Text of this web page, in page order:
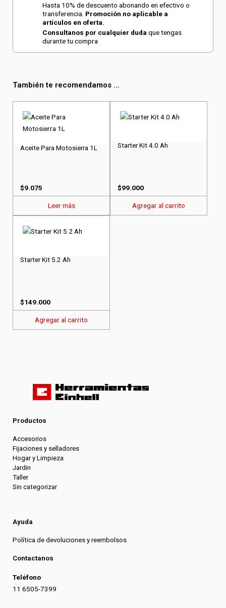
Hasta 10% de descuento abonando en efectivo o
transferencia. Promoción no aplicable a
artículos en oferta.
Consultanos por cualquier duda que tengas
durante tu compra
También te recomendamos ...
Aceite Para Motosierra 1L
$9.075
Leer más
Starter Kit 4.0 Ah
$99.000
Agregar al carrito
Starter Kit 5.2 Ah
$149.000
Agregar al carrito
Productos
Accesorios
Fijaciones y selladores
Hogar y Limpieza
Jardin
Taller
Sin categorizar
Ayuda
Política de devoluciones y reembolsos
Contactanos
Teléfono
11 6505-7399